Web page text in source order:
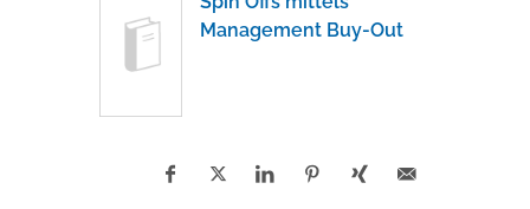
Management Buy-Out